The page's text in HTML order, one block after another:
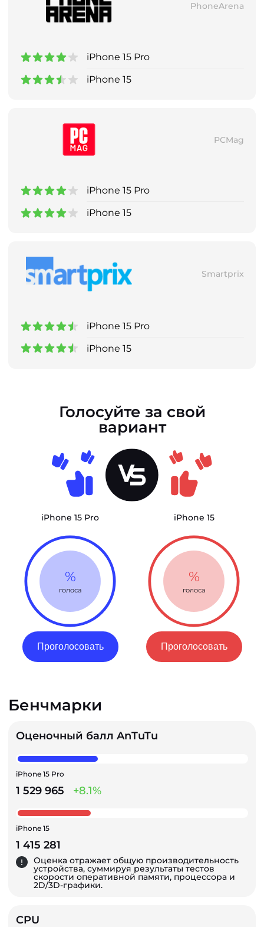
PhoneArena
iPhone 15 Pro
iPhone 15
PCMag
iPhone 15 Pro
iPhone 15
Smartprix
iPhone 15 Pro
iPhone 15
Голосуйте за свой
вариант
iPhone 15 Pro
%
голоса
Проголосовать
iPhone 15
%
голоса
Проголосовать
Бенчмарки
Оценочный балл AnTuTu
iPhone 15 Pro
1 529 965 +8.1%
iPhone 15
1 415 281
Оценка отражает общую производительность
устройства, суммируя результаты тестов
скорости оперативной памяти, процессора и
2D/3D-графики.
CPU